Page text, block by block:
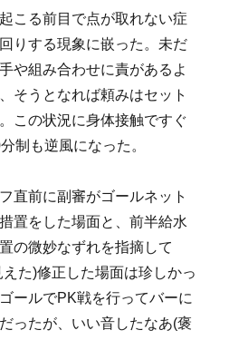
こる前目で点が取れない症
りする現象に嵌った。未だ
や組み合わせに責があるよ
そうとなれば頼みはセット
この状況に身体接触ですぐ
制も逆風になった。
直前に副審がゴールネット
置をした場面と、前半給水
の微妙なずれを指摘して
た)修正した場面は珍しかっ
ールでPK戦を行ってバーに
ったが、いい音したなあ(褒